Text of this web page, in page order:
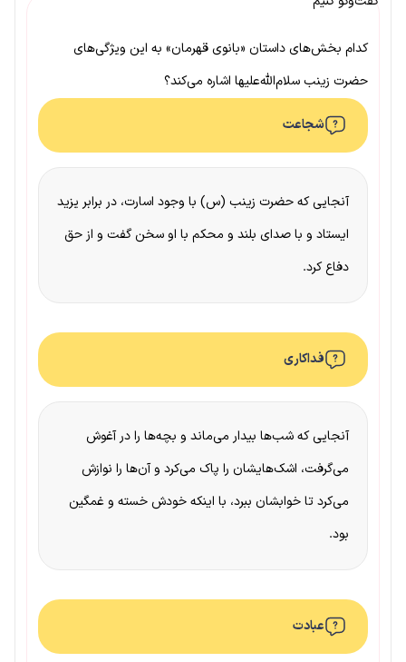
کدام بخش‌های داستان «بانوی قهرمان» به این ویژگی‌های
حضرت زینب سلام‌الله‌علیها اشاره می‌کند؟
شجاعت
آنجایی که حضرت زینب (س) با وجود اسارت، در برابر یزید
ایستاد و با صدای بلند و محکم با او سخن گفت و از حق
دفاع کرد.
فداکاری
آنجایی که شب‌ها بیدار می‌ماند و بچه‌ها را در آغوش
می‌گرفت، اشک‌هایشان را پاک می‌کرد و آن‌ها را نوازش
می‌کرد تا خوابشان ببرد، با اینکه خودش خسته و غمگین
بود.
عبادت